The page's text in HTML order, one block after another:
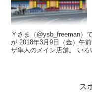
Ｙさま（@ysb_freeman）です。 MEGAドン・キホーテ
が 2018年3月9日（金）午前9時に
ス